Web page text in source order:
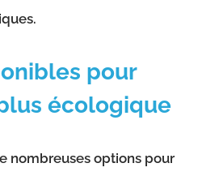
pour
écologique
nombreuses options pour